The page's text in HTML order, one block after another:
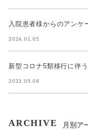
入院患者様からのアンケ
2024.01.05
新型コロナ5類移行に伴
2023.05.08
ARCHIVE 月別ア